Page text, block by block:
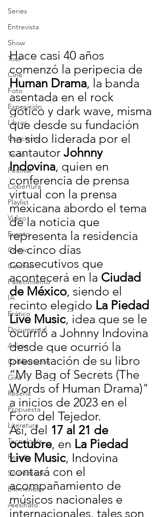
Series
Entrevista
Show
Tour
Cine
Foto
Exposición
Libros
Concierto
Texto
Festival
Cobertura
Playlist
Video
Evento
Cómic
Canción
Fallecimiento
IA
Erótico
Documental
Anime
Colaboración
Gira
Reseña
Propuesta
Literatura
Tecnología
Reseña
Soundtrack
Efemérides
Asesinato
Hace casi 40 años
comenzó la peripecia de
Human Drama, la banda
asentada en el rock
gótico y dark wave, misma
que desde su fundación
ha sido liderada por el
cantautor Johnny
Indovina, quien en
conferencia de prensa
virtual con la prensa
mexicana abordo el tema
de la noticia que
representa la residencia
de cinco días
consecutivos que
acontecerá en la Ciudad
de México, siendo el
recinto elegido La Piedad
Live Music, idea que se le
ocurrió a Johnny Indovina
desde que ocurrió la
presentación de su libro
“My Bag of Secrets (The
Words of Human Drama)"
a inicios de 2023 en el
Foro del Tejedor.
Así, del 17 al 21 de
octubre, en La Piedad
Live Music, Indovina
contará con el
acompañamiento de
músicos nacionales e
internacionales, tales son